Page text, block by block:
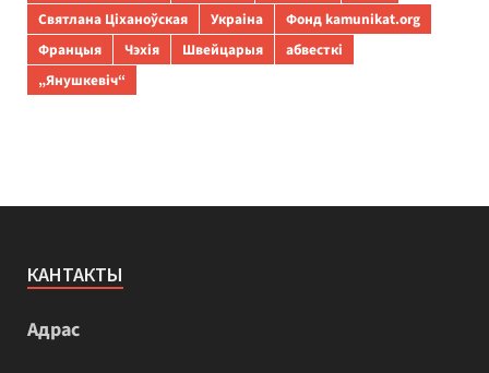
Святлана Ціханоўская
Украіна
Фонд kamunikat.org
Францыя
Чэхія Швейцарыя
абвесткі
„Янушкевіч“
КАНТАКТЫ
Адрас